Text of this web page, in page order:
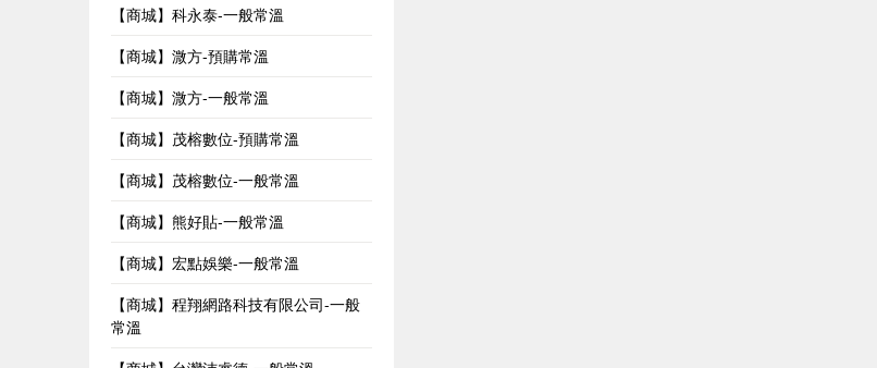
【商城】科永泰-一般常溫
【商城】溦方-預購常溫
【商城】溦方-一般常溫
【商城】茂榕數位-預購常溫
【商城】茂榕數位-一般常溫
【商城】熊好貼-一般常溫
【商城】宏點娛樂-一般常溫
【商城】程翔網路科技有限公司-一般
常溫